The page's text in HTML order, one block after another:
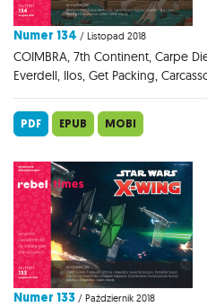
Numer 134 / Listopad 2018
COIMBRA, 7th Continent, Carpe
Everdell, Ilos, Get Packing,
PDF EPUB MOBI
Numer 133 / Październik 2018